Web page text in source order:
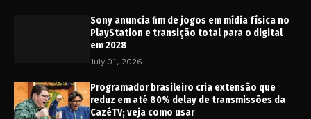
Sony anuncia fim de jogos em mídia física no
PlayStation e transição total para o digital
em 2028
July 01, 2026
Programador brasileiro cria extensão que
reduz em até 80% delay de transmissões da
CazéTV; veja como usar